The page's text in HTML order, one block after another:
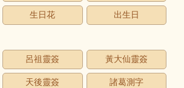
生日花 出生日
呂祖靈簽 黃大仙靈簽
天後靈簽 諸葛測字